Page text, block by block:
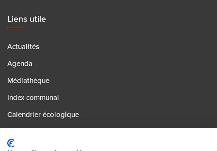
Liens utile
Actualités
Agenda
Médiathèque
Index communal
Calendrier écologique
Contact
Postes vacants